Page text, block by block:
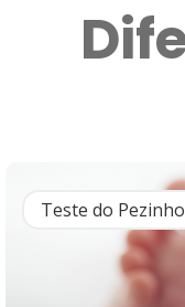
Teste do Pezinho